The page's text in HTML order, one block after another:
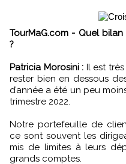
TourMaG.com - Quel bilan faîtes-vous de l’année écoulée
?
Patricia Morosini : Il est
rester bien en dessous
d’année a été un peu
trimestre 2022.
Notre portefeuille de
ce sont souvent les
mis de limites à leurs
grands comptes.